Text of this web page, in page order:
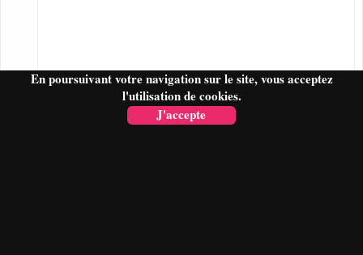
En poursuivant votre navigation sur le site, vous acceptez
l'utilisation de cookies.
J'accepte